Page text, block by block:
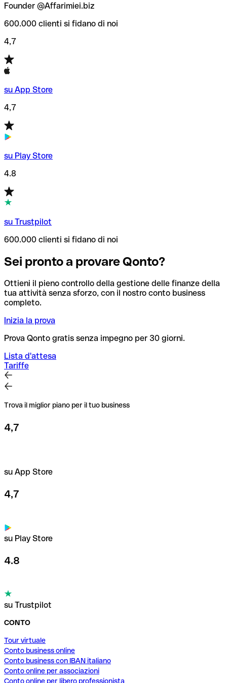
Founder @Affarimiei.biz
600.000 clienti si fidano di noi
4,7
su App Store
4,7
su Play Store
4.8
su Trustpilot
600.000 clienti si fidano di noi
Sei pronto a provare Qonto?
Ottieni il pieno controllo della gestione delle finanze della
tua attività senza sforzo, con il nostro conto business
completo.
Inizia la prova
Prova Qonto gratis senza impegno per 30 giorni.
Lista d'attesa
Tariffe
Trova il miglior piano per il tuo business
4,7
su App Store
4,7
su Play Store
4.8
su Trustpilot
CONTO
Tour virtuale
Conto business online
Conto business con IBAN italiano
Conto online per associazioni
Conto online per libero professionista